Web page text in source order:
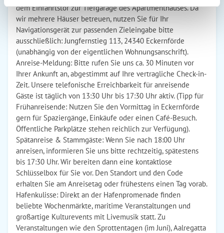
dem Einfahrtstor zur Tiefgarage des Apartmenthauses. Da
wir mehrere Häuser betreuen, nutzen Sie für Ihr
Navigationsgerät zur passenden Zieleingabe bitte
ausschließlich: Jungfernstieg 113, 24340 Eckernförde
(unabhängig von der eigentlichen Wohnungsanschrift).
Anreise-Meldung: Bitte rufen Sie uns ca. 30 Minuten vor
Ihrer Ankunft an, abgestimmt auf Ihre vertragliche Check-in-
Zeit. Unsere telefonische Erreichbarkeit für anreisende
Gäste ist täglich von 13:30 Uhr bis 17:30 Uhr aktiv. (Tipp für
Frühanreisende: Nutzen Sie den Vormittag in Eckernförde
gern für Spaziergänge, Einkäufe oder einen Café-Besuch.
Öffentliche Parkplätze stehen reichlich zur Verfügung).
Spätanreise & Stammgäste: Wenn Sie nach 18:00 Uhr
anreisen, informieren Sie uns bitte rechtzeitig, spätestens
bis 17:30 Uhr. Wir bereiten dann eine kontaktlose
Schlüsselbox für Sie vor. Den Standort und den Code
erhalten Sie am Anreisetag oder frühestens einen Tag vorab.
Hafenkulisse: Direkt an der Hafenpromenade finden
beliebte Wochenmärkte, maritime Veranstaltungen und
großartige Kulturevents mit Livemusik statt. Zu
Veranstaltungen wie den Sprottentagen (im Juni), Aalregatta